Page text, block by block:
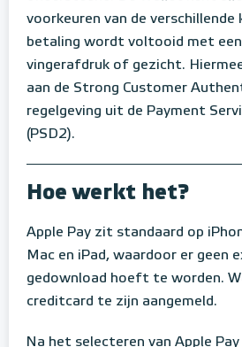
voorkeuren van de verschillende
betaling wordt voltooid met een
vingerafdruk of gezicht.
aan de Strong Customer
regelgeving uit de Payment
(PSD2).
Hoe werkt het?
Apple Pay zit standaard op
Mac en iPad, waardoor er geen
gedownload hoeft te worden.
creditcard te zijn aangemeld.
Na het selecteren van Apple